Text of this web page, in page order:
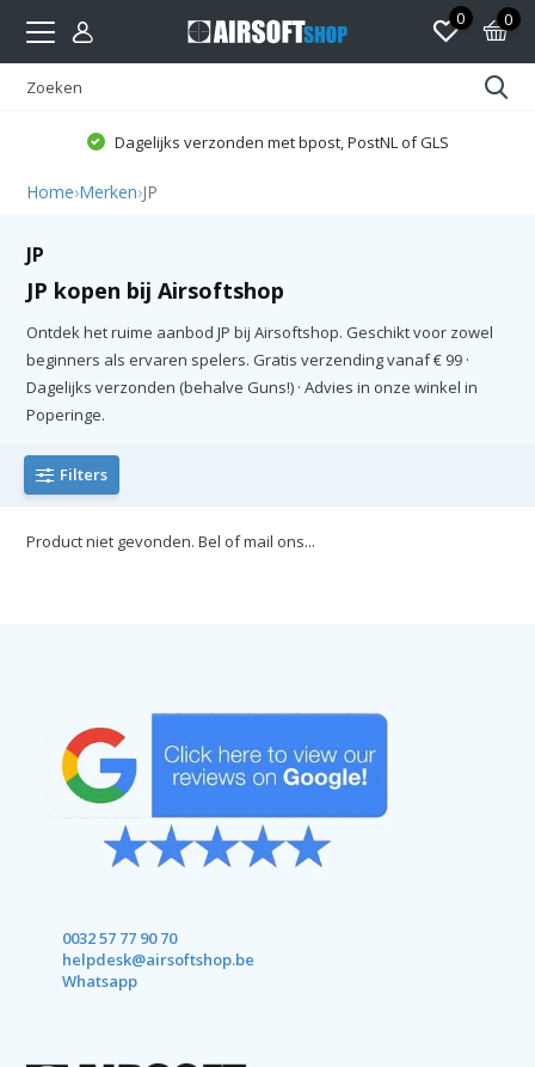
0 0
Dagelijks verzonden met bpost, PostNL of GLS
Home›Merken›JP
JP
JP kopen bij Airsoftshop
Ontdek het ruime aanbod JP bij Airsoftshop. Geschikt voor zowel
beginners als ervaren spelers. Gratis verzending vanaf € 99 ·
Dagelijks verzonden (behalve Guns!) · Advies in onze winkel in
Poperinge.
Filters
Product niet gevonden. Bel of mail ons...
0032 57 77 90 70
helpdesk@airsoftshop.be
Whatsapp